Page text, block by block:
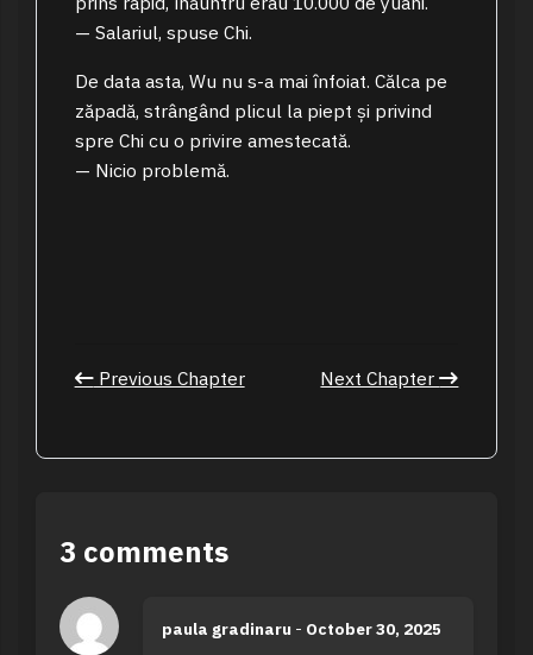
— Salariul, spuse Chi.
De data asta, Wu nu s-a mai înfoiat. Călca pe
zăpadă, strângând plicul la piept și privind
spre Chi cu o privire amestecată.
— Nicio problemă.
Previous Chapter Next Chapter
3 comments
paula gradinaru - October 30, 2025